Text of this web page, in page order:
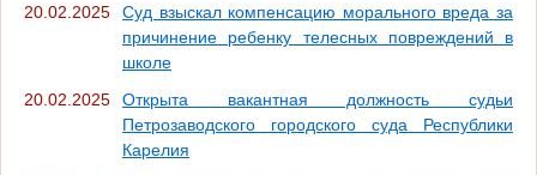
20.02.2025
Суд взыскал компенсацию морального вреда за
причинение ребенку телесных повреждений в
школе
20.02.2025
Открыта вакантная должность судьи
Петрозаводского городского суда Республики
Карелия